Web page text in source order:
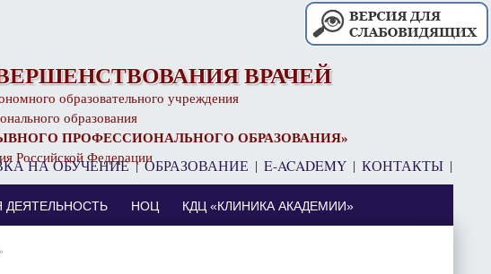
ВРАЧЕЙ
образовательного учреждения
образования
ПРОФЕССИОНАЛЬНОГО ОБРАЗОВАНИЯ»
Российской Федерации
НА ОБУЧЕНИЕ |ОБРАЗОВАНИЕ | E-ACADEMY | КОНТАКТЫ |
ДЕЯТЕЛЬНОСТЬ НОЦ КДЦ «КЛИНИКА АКАДЕМИИ»